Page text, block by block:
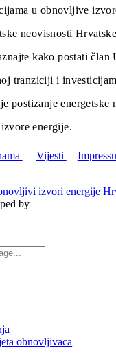
u obnovljive
neovisnosti
kako postati
tranziciji i
postizanje energetske
energije.
Vijesti
izvori energije
by
obnovljivaca